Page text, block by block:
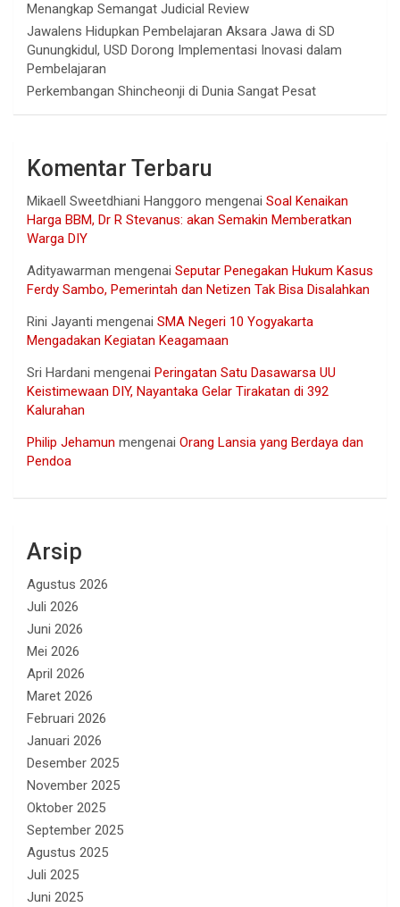
Menangkap Semangat Judicial Review
Jawalens Hidupkan Pembelajaran Aksara Jawa di SD
Gunungkidul, USD Dorong Implementasi Inovasi dalam
Pembelajaran
Perkembangan Shincheonji di Dunia Sangat Pesat
Komentar Terbaru
Mikaell Sweetdhiani Hanggoro mengenai Soal Kenaikan
Harga BBM, Dr R Stevanus: akan Semakin Memberatkan
Warga DIY
Adityawarman mengenai Seputar Penegakan Hukum Kasus
Ferdy Sambo, Pemerintah dan Netizen Tak Bisa Disalahkan
Rini Jayanti mengenai SMA Negeri 10 Yogyakarta
Mengadakan Kegiatan Keagamaan
Sri Hardani mengenai Peringatan Satu Dasawarsa UU
Keistimewaan DIY, Nayantaka Gelar Tirakatan di 392
Kalurahan
Philip Jehamun mengenai Orang Lansia yang Berdaya dan
Pendoa
Arsip
Agustus 2026
Juli 2026
Juni 2026
Mei 2026
April 2026
Maret 2026
Februari 2026
Januari 2026
Desember 2025
November 2025
Oktober 2025
September 2025
Agustus 2025
Juli 2025
Juni 2025